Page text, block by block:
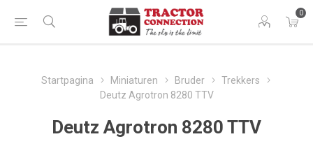
0
Startpagina Miniaturen Bruder
Trekkers
Deutz Agrotron 8280 TTV
Deutz Agrotron 8280 TTV